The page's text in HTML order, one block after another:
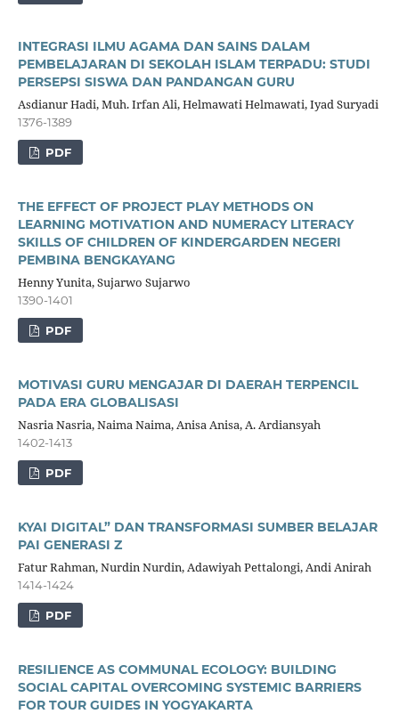
INTEGRASI ILMU AGAMA DAN SAINS DALAM
PEMBELAJARAN DI SEKOLAH ISLAM TERPADU: STUDI
PERSEPSI SISWA DAN PANDANGAN GURU
Asdianur Hadi, Muh. Irfan Ali, Helmawati Helmawati, Iyad Suryadi
1376-1389
PDF
THE EFFECT OF PROJECT PLAY METHODS ON
LEARNING MOTIVATION AND NUMERACY LITERACY
SKILLS OF CHILDREN OF KINDERGARDEN NEGERI
PEMBINA BENGKAYANG
Henny Yunita, Sujarwo Sujarwo
1390-1401
PDF
MOTIVASI GURU MENGAJAR DI DAERAH TERPENCIL
PADA ERA GLOBALISASI
Nasria Nasria, Naima Naima, Anisa Anisa, A. Ardiansyah
1402-1413
PDF
KYAI DIGITAL” DAN TRANSFORMASI SUMBER BELAJAR
PAI GENERASI Z
Fatur Rahman, Nurdin Nurdin, Adawiyah Pettalongi, Andi Anirah
1414-1424
PDF
RESILIENCE AS COMMUNAL ECOLOGY: BUILDING
SOCIAL CAPITAL OVERCOMING SYSTEMIC BARRIERS
FOR TOUR GUIDES IN YOGYAKARTA